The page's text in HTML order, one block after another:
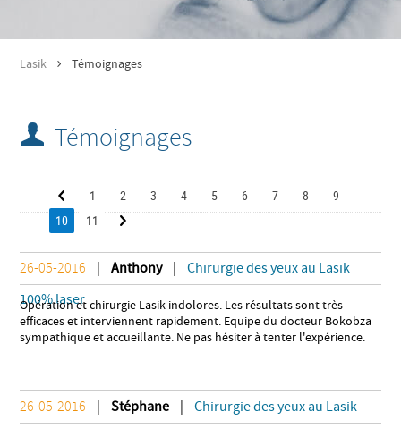
Lasik >Témoignages
Témoignages
1 2 3 4 5 6 7 8
9
10
11
26-05-2016 |Anthony |Chirurgie des yeux au Lasik
100% laser
Opération et chirurgie Lasik indolores. Les résultats sont très
efficaces et interviennent rapidement. Equipe du docteur Bokobza
sympathique et accueillante. Ne pas hésiter à tenter l'expérience.
26-05-2016 |Stéphane |Chirurgie des yeux au Lasik